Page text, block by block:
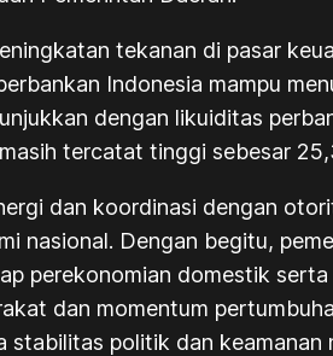
tekanan di pasar
Indonesia mampu
dengan likuiditas
tercatat tinggi sebesar
dan koordinasi dengan
nasional. Dengan begitu,
perekonomian domestik
dan momentum
politik dan keamanan